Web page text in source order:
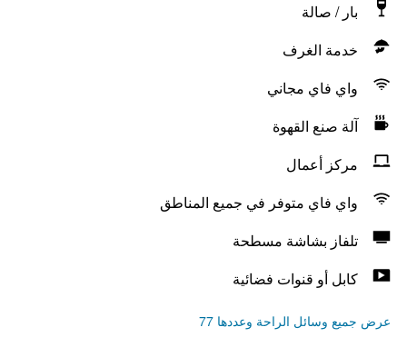
بار / صالة
خدمة الغرف
واي فاي مجاني
آلة صنع القهوة
مركز أعمال
واي فاي متوفر في جميع المناطق
تلفاز بشاشة مسطحة
كابل أو قنوات فضائية
عرض جميع وسائل الراحة وعددها 77